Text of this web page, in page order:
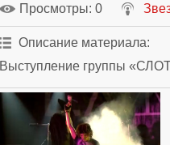
Просмотры: 0
Описание материала:
Выступление группы